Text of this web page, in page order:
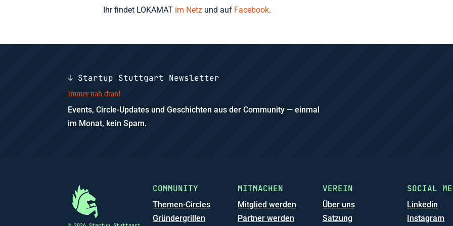
Ihr findet LOKAMAT im Netz und auf Facebook.
↓ Startup Stuttgart Newsletter
Immer nah dran!
Events, Circle-Updates und Geschichten aus der Community — einmal
im Monat, kein Spam.
COMMUNITY
Themen-Circles
Gründergrillen
MITMACHEN
Mitglied werden
Partner werden
VEREIN
Über uns
Satzung
SOCIAL
Linkedin
Instagram